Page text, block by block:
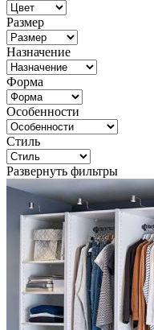
Размер
Назначение
Форма
Особенности
Стиль
Развернуть фильтры